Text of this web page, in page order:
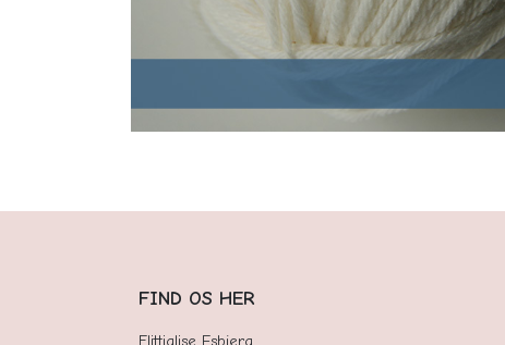
FIND OS HER
Flittiglise Esbjerg